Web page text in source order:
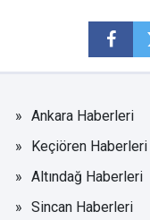
Ankara Haberleri
Keçiören Haberleri
Altındağ Haberleri
Sincan Haberleri